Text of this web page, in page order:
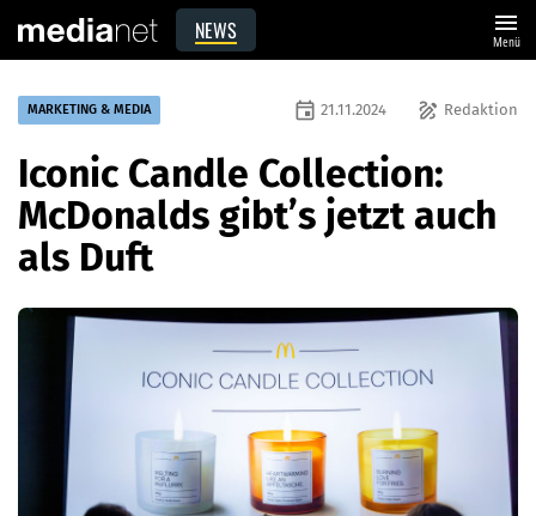
NEWS menu
Menü
MARKETING & MEDIA draw Redaktion
event 21.11.2024
Iconic Candle Collection:
McDonalds gibt’s jetzt auch
als Duft